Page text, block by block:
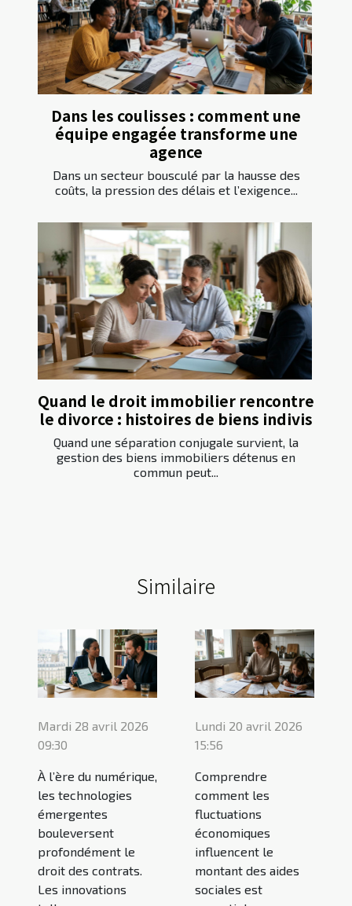
Dans les coulisses : comment une
équipe engagée transforme une
agence
Dans un secteur bousculé par la hausse des
coûts, la pression des délais et l’exigence...
Quand le droit immobilier rencontre
le divorce : histoires de biens indivis
Quand une séparation conjugale survient, la
gestion des biens immobiliers détenus en
commun peut...
Similaire
Mardi 28 avril 2026
09:30
À l’ère du numérique,
les technologies
émergentes
bouleversent
profondément le
droit des contrats.
Les innovations
Lundi 20 avril 2026
15:56
Comprendre
comment les
fluctuations
économiques
influencent le
montant des aides
sociales est